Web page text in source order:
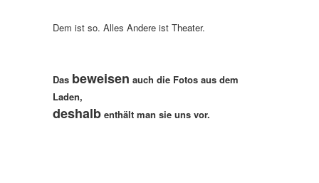
Dem ist so. Alles Andere ist Theater.
Das beweisen auch die Fotos aus dem
Laden,
deshalb enthält man sie uns vor.